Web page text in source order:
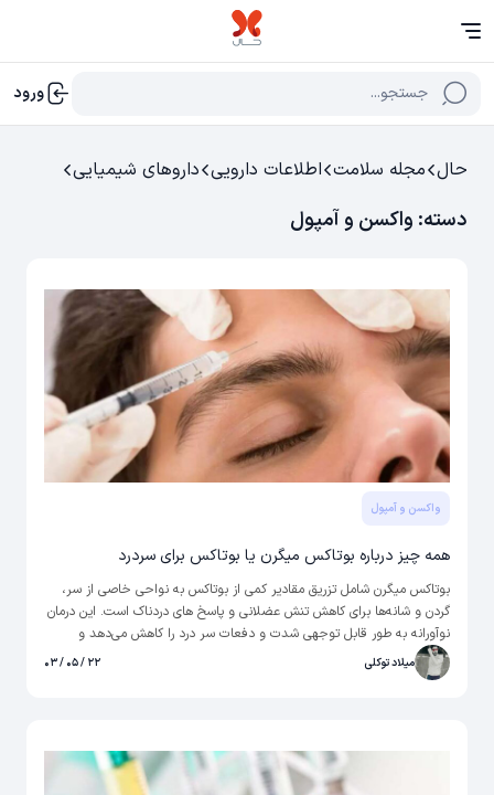
جستجو... ورود
حال مجله سلامت اطلاعات دارویی داروهای شیمیایی
دسته: واکسن و آمپول
واکسن و آمپول
همه چیز درباره بوتاکس میگرن یا بوتاکس برای سردرد
بوتاکس میگرن شامل تزریق مقادیر کمی از بوتاکس به نواحی خاصی از سر،
گردن و شانه‌ها برای کاهش تنش عضلانی و پاسخ های دردناک است. این درمان
نوآورانه به طور قابل توجهی شدت و دفعات سر درد را کاهش می‌دهد و
علیرغم عدم وجود درمان قطعی برای میگرن، این تزریق بوتاکس در سراسر
جهان تایید شده است و مبتلایان به میگرن اکنون یک گزینه درمانی جدید و
میلاد توکلی ۲۲ / ۰۵ / ۰۳